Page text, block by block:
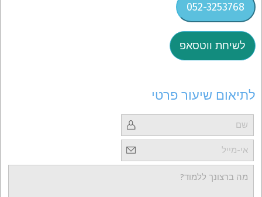
052-3253768
לשיחת ווטסאפ
לתיאום שיעור פרטי